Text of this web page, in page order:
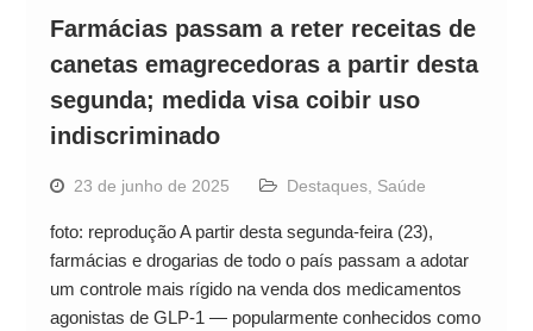
Farmácias passam a reter receitas de
canetas emagrecedoras a partir desta
segunda; medida visa coibir uso
indiscriminado
23 de junho de 2025 Destaques, Saúde
foto: reprodução A partir desta segunda-feira (23),
farmácias e drogarias de todo o país passam a adotar
um controle mais rígido na venda dos medicamentos
agonistas de GLP-1 — popularmente conhecidos como